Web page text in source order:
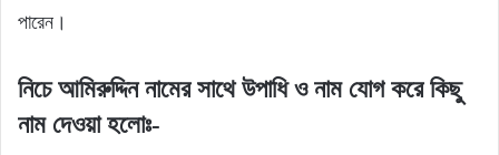
পারেন।
নিচে আমিরুদ্দিন নামের সাথে উপাধি ও নাম যোগ করে কিছু
নাম দেওয়া হলোঃ-